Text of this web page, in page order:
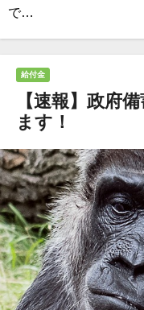
で…
給付金
【速報】政府
ます！